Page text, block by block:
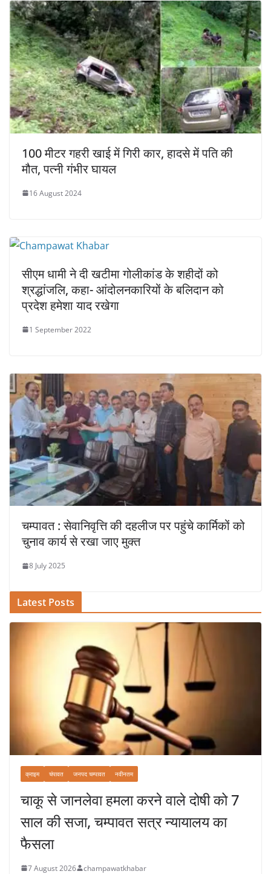
100 मीटर गहरी खाई में गिरी कार, हादसे में पति की
मौत, पत्नी गंभीर घायल
16 August 2024
सीएम धामी ने दी खटीमा गोलीकांड के शहीदों को
श्रद्धांजलि, कहा- आंदोलनकारियों के बलिदान को
प्रदेश हमेशा याद रखेगा
1 September 2022
चम्पावत : सेवानिवृत्ति की दहलीज पर पहुंचे कार्मिकों को
चुनाव कार्य से रखा जाए मुक्त
8 July 2025
Latest Posts
क्राइम चंपावत जनपद चम्पावत नवीनतम
चाकू से जानलेवा हमला करने वाले दोषी को 7
साल की सजा, चम्पावत सत्र न्यायालय का
फैसला
7 August 2026 champawatkhabar